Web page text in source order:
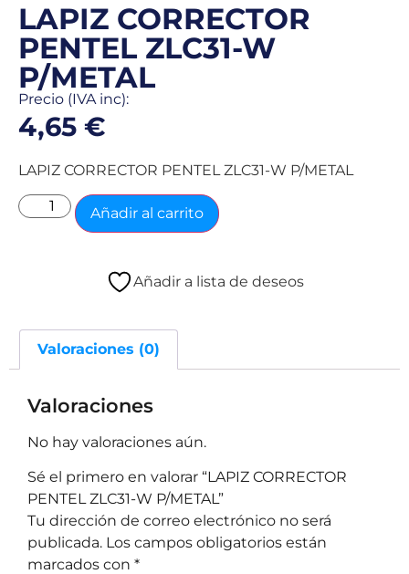
LAPIZ CORRECTOR
PENTEL ZLC31-W
P/METAL
Precio (IVA inc):
4,65 €
LAPIZ CORRECTOR PENTEL ZLC31-W P/METAL
Añadir al carrito
Añadir a lista de deseos
Valoraciones (0)
Valoraciones
No hay valoraciones aún.
Sé el primero en valorar “LAPIZ CORRECTOR
PENTEL ZLC31-W P/METAL”
Tu dirección de correo electrónico no será
publicada. Los campos obligatorios están
marcados con *